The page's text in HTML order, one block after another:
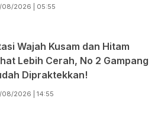
08/2026 | 05:55
Wajah Kusam dan Hitam
Lebih Cerah, No 2 Gampang
Dipraktekkan!
08/2026 | 14:55